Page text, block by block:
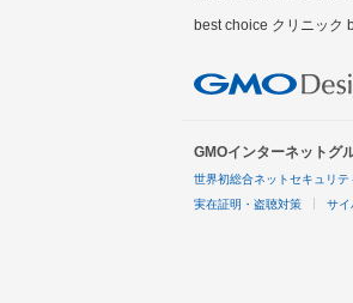
best choice クリニック
GMOインターネットグ
世界初総合ネットセキュリテ
実在証明・盗聴対策 サイ